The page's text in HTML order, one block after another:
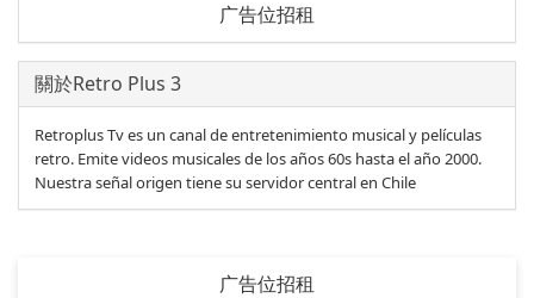
广告位招租
關於Retro Plus 3
Retroplus Tv es un canal de entretenimiento musical y películas
retro. Emite videos musicales de los años 60s hasta el año 2000.
Nuestra señal origen tiene su servidor central en Chile
广告位招租